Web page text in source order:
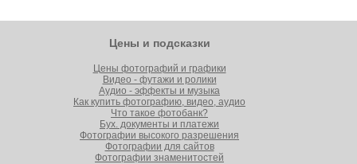
Цены и подсказки
Цены фотографий и графики
Видео - футажи и ролики
Аудио - эффекты и музыка
Как купить фотографию, видео, аудио
Что такое фотобанк?
Бух. документы и платежи
Фотографии высокого разрешения
Фотографии для сайтов
Фотографии знаменитостей